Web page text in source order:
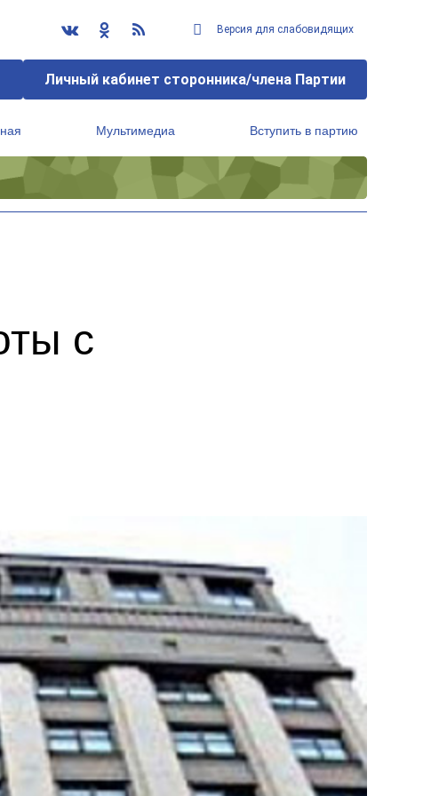
Версия для слабовидящих
Личный кабинет сторонника/члена Партии
Мультимедиа Вступить в партию
с